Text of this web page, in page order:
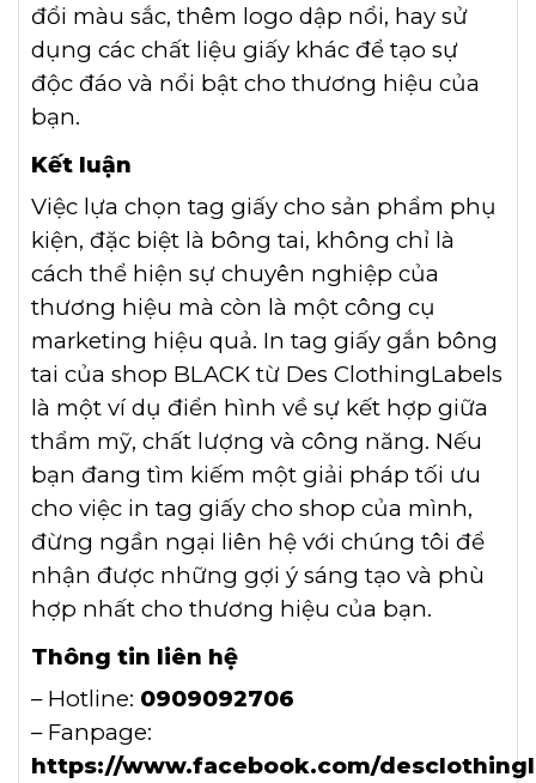
đổi màu sắc, thêm logo dập nổi, hay sử
dụng các chất liệu giấy khác để tạo sự
độc đáo và nổi bật cho thương hiệu của
bạn.
Kết luận
Việc lựa chọn tag giấy cho sản phẩm phụ
kiện, đặc biệt là bông tai, không chỉ là
cách thể hiện sự chuyên nghiệp của
thương hiệu mà còn là một công cụ
marketing hiệu quả. In tag giấy gắn bông
tai của shop BLACK từ Des ClothingLabels
là một ví dụ điển hình về sự kết hợp giữa
thẩm mỹ, chất lượng và công năng. Nếu
bạn đang tìm kiếm một giải pháp tối ưu
cho việc in tag giấy cho shop của mình,
đừng ngần ngại liên hệ với chúng tôi để
nhận được những gợi ý sáng tạo và phù
hợp nhất cho thương hiệu của bạn.
Thông tin liên hệ
– Hotline: 0909092706
– Fanpage:
https://www.facebook.com/